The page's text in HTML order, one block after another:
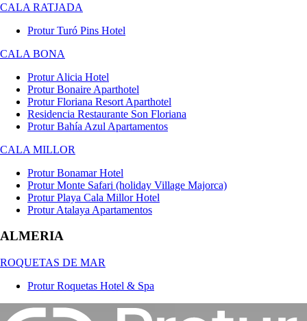
CALA RATJADA
Protur Turó Pins Hotel
CALA BONA
Protur Alicia Hotel
Protur Bonaire Aparthotel
Protur Floriana Resort Aparthotel
Residencia Restaurante Son Floriana
Protur Bahía Azul Apartamentos
CALA MILLOR
Protur Bonamar Hotel
Protur Monte Safari (holiday Village Majorca)
Protur Playa Cala Millor Hotel
Protur Atalaya Apartamentos
ALMERIA
ROQUETAS DE MAR
Protur Roquetas Hotel & Spa